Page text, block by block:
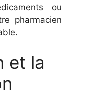
ou
pharmacien
et la